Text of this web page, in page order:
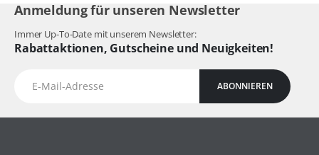
Anmeldung für unseren Newsletter
Immer Up-To-Date mit unserem Newsletter:
Rabattaktionen, Gutscheine und Neuigkeiten!
ABONNIEREN